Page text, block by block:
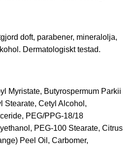
doft, parabener, mineralolja,
Dermatologiskt testad.
Myristate, Butyrospermum Parkii
Stearate, Cetyl Alcohol,
PEG/PPG-18/18
PEG-100 Stearate, Citrus
Peel Oil, Carbomer,